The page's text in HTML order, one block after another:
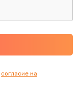
согласие на